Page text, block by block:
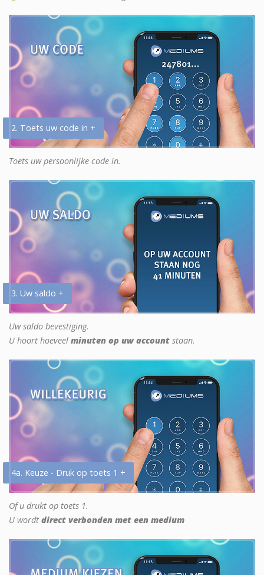
2. Toets uw code in +
Toets uw persoonlijke code in.
3. Uw saldo +
Uw saldo bevestiging.
U hoort hoeveel minuten op uw account staan.
4a. Keuze - Druk op toets 1 +
Of u drukt op toets 1.
U wordt direct verbonden met een medium